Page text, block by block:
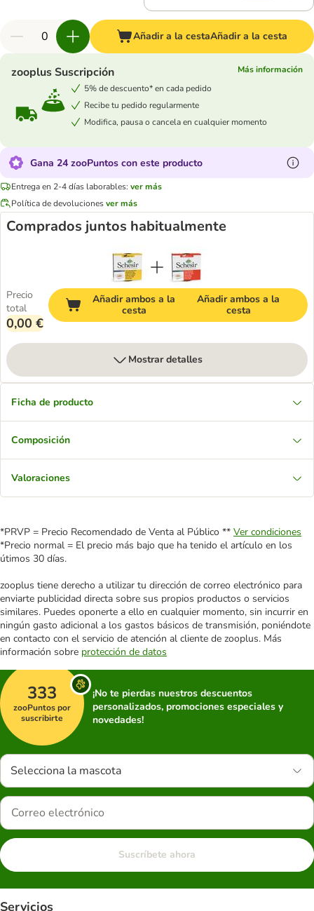
Añadir a la cestaAñadir a la cesta
zooplus Suscripción
Más información
5% de descuento* en cada pedido
Recibe tu pedido regularmente
Modifica, pausa o cancela en cualquier momento
Gana 24 zooPuntos con este producto
Entrega en 2-4 días laborables: ver más
Política de devolucionesver más
Comprados juntos habitualmente
Precio
total
0,00 €
Añadir ambos a la
cesta
Añadir ambos a la
cesta
Mostrar detalles
Ficha de producto
Composición
Valoraciones
*PRVP = Precio Recomendado de Venta al Público ** Ver condiciones
*Precio normal = El precio más bajo que ha tenido el artículo en los
útimos 30 días.
zooplus tiene derecho a utilizar tu dirección de correo electrónico para
enviarte publicidad directa sobre sus propios productos o servicios
similares. Puedes oponerte a ello en cualquier momento, sin incurrir en
ningún gasto adicional a los gastos básicos de transmisión, poniéndote
en contacto con el servicio de atención al cliente de zooplus. Más
información sobre protección de datos
333
zooPuntos por
suscribirte
¡No te pierdas nuestros descuentos
personalizados, promociones especiales y
novedades!
Selecciona la mascota
Suscríbete ahora
Servicios